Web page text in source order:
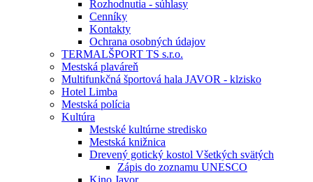
Rozhodnutia - súhlasy
Cenníky
Kontakty
Ochrana osobných údajov
TERMALŠPORT TS s.r.o.
Mestská plaváreň
Multifunkčná športová hala JAVOR - klzisko
Hotel Limba
Mestská polícia
Kultúra
Mestské kultúrne stredisko
Mestská knižnica
Drevený gotický kostol Všetkých svätých
Zápis do zoznamu UNESCO
Kino Javor